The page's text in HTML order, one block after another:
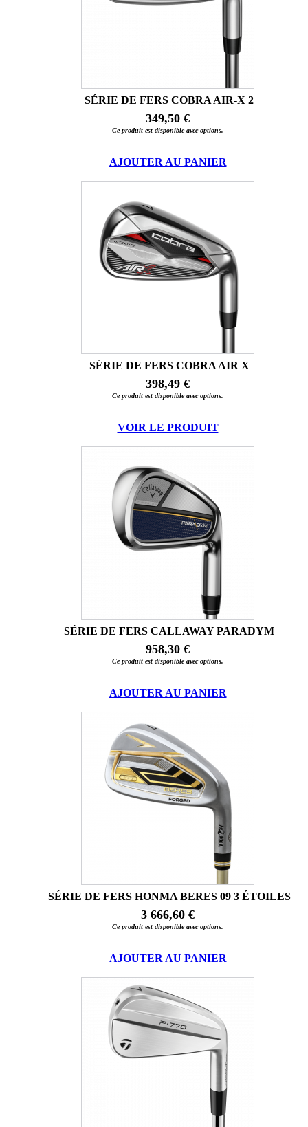
SÉRIE DE FERS COBRA AIR-X 2
349,50 €
Ce produit est disponible avec options.
AJOUTER AU PANIER
SÉRIE DE FERS COBRA AIR X
398,49 €
Ce produit est disponible avec options.
VOIR LE PRODUIT
SÉRIE DE FERS CALLAWAY PARADYM
958,30 €
Ce produit est disponible avec options.
AJOUTER AU PANIER
SÉRIE DE FERS HONMA BERES 09 3 ÉTOILES
3 666,60 €
Ce produit est disponible avec options.
AJOUTER AU PANIER